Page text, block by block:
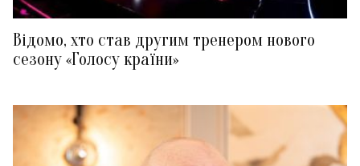
Відомо, хто став другим тренером нового
сезону «Голосу країни»